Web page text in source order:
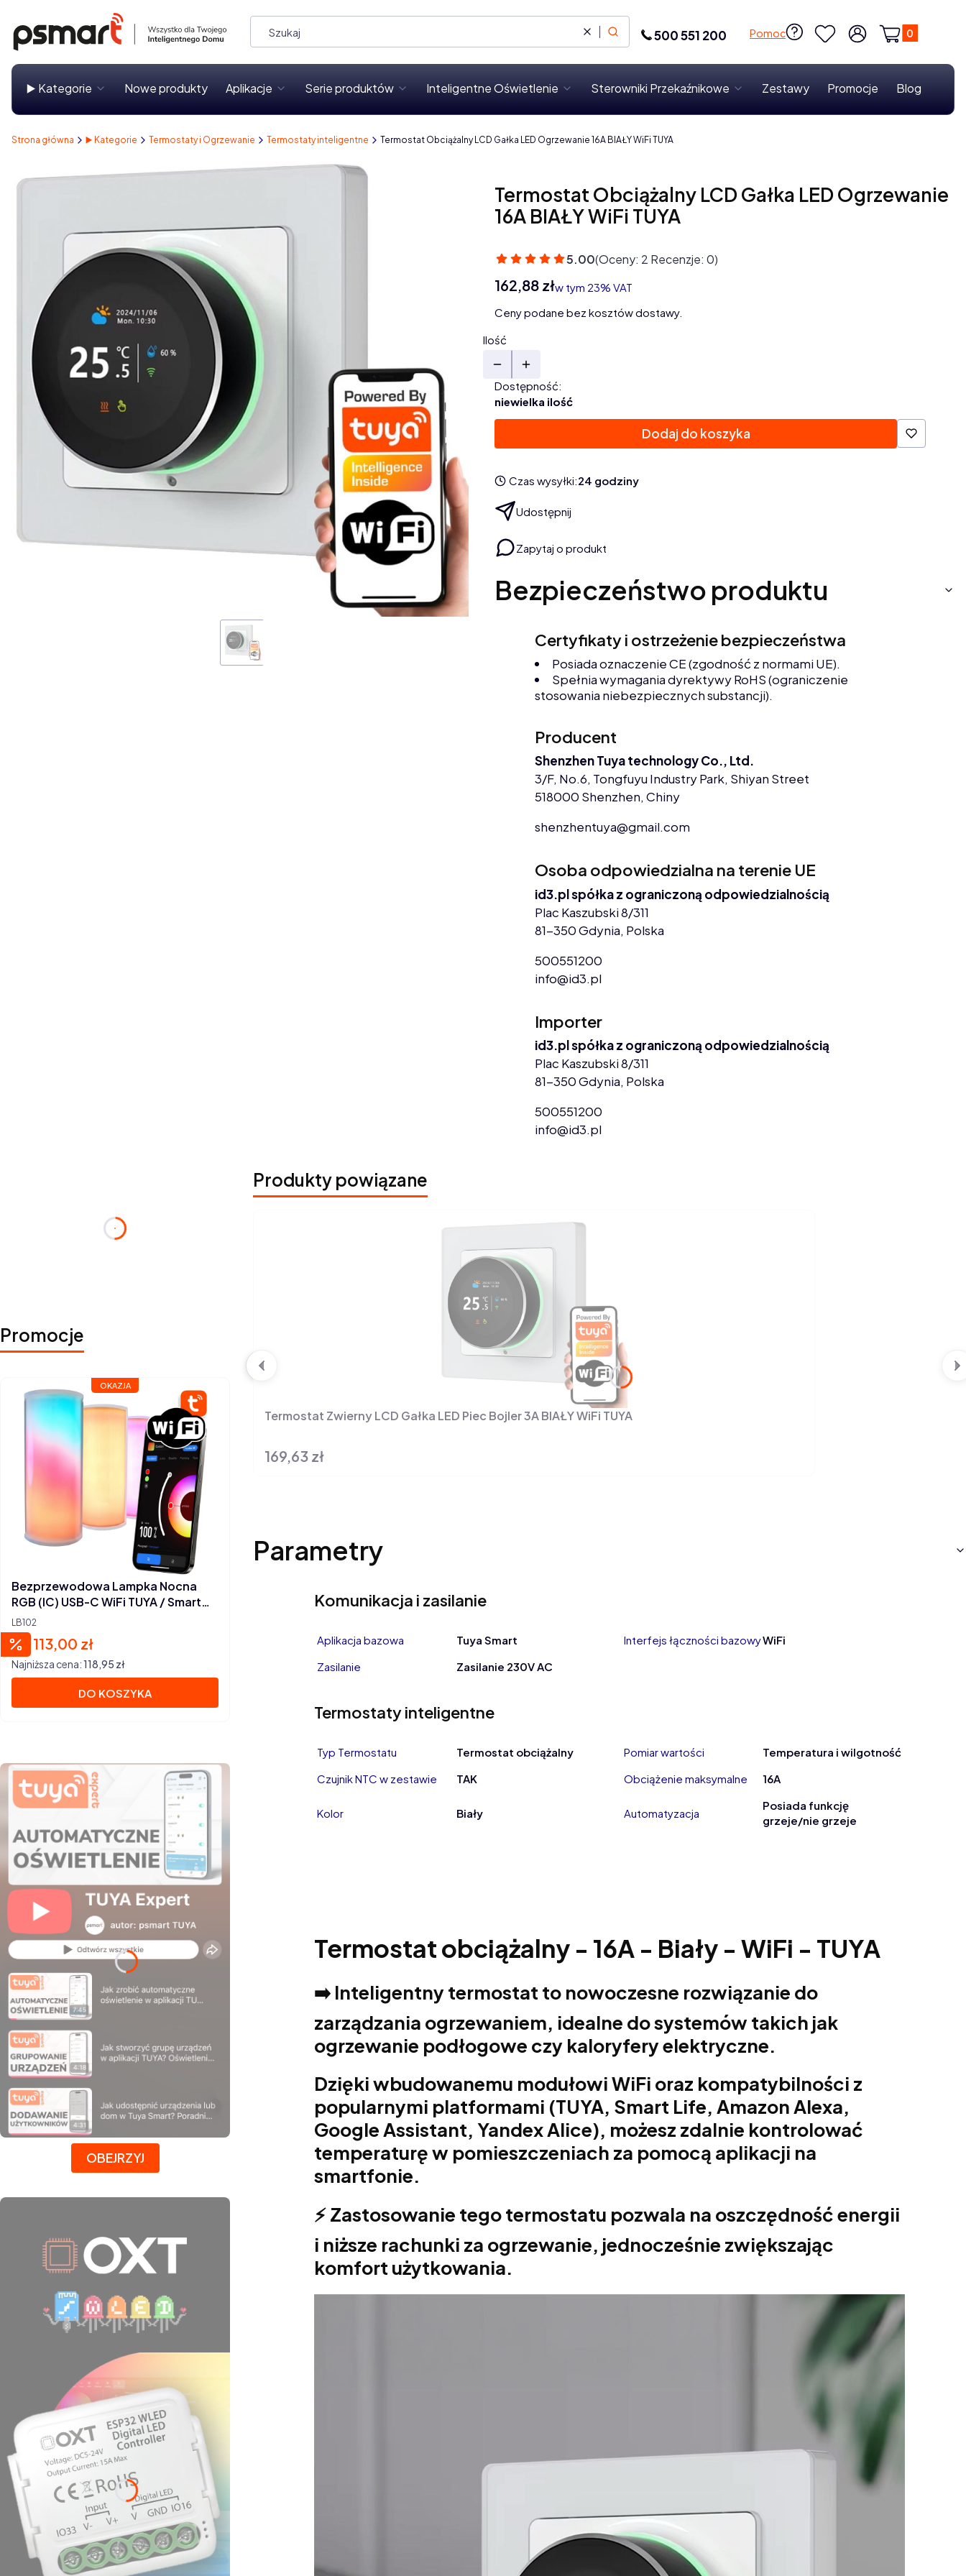
WyczyśćSzukaj 500 551 200 Pomoc
UlubioneZaloguj się
Produkty w
Koszyk
▶️ Kategorie Nowe produkty Aplikacje Serie produktów Inteligentne Oświetlenie Sterowniki Przekaźnikowe Zestawy Promocje Blog
Strona główna ▶️ Kategorie Termostaty i Ogrzewanie Termostaty inteligentne Termostat Obciążalny LCD Gałka LED Ogrzewanie 16A BIAŁY WiFi TUYA
Termostat Obciążalny LCD Gałka LED Ogrzewanie
16A BIAŁY WiFi TUYA
5.00(Oceny: 2 Recenzje: 0)
Cena
162,88 złw tym 23% VAT
w tym 23% VAT
Ceny podane bez kosztów dostawy.
Ilość
Dostępność:
niewielka ilość
Dodaj do koszyka
Czas wysyłki:24 godziny
Udostępnij
Zapytaj o produkt
Bezpieczeństwo produktu
Certyfikaty i ostrzeżenie bezpieczeństwa
Posiada oznaczenie CE (zgodność z normami UE).
Spełnia wymagania dyrektywy RoHS (ograniczenie
stosowania niebezpiecznych substancji).
Producent
Shenzhen Tuya technology Co., Ltd.
3/F, No.6, Tongfuyu Industry Park, Shiyan Street
518000 Shenzhen, Chiny
shenzhentuya@gmail.com
Osoba odpowiedzialna na terenie UE
id3.pl spółka z ograniczoną odpowiedzialnością
Plac Kaszubski 8/311
81-350 Gdynia, Polska
500551200
info@id3.pl
Importer
id3.pl spółka z ograniczoną odpowiedzialnością
Plac Kaszubski 8/311
81-350 Gdynia, Polska
500551200
info@id3.pl
Promocje
OKAZJA
LB102
Bezprzewodowa Lampka Nocna
RGB (IC) USB-C WiFi TUYA / Smart
Life
Cena promocyjna
113,00 zł
Najniższa cena:118,95 zł
DO KOSZYKA
Naciśnij Enter lub spację, aby otworzyć stronę.
OBEJRZYJ
Produkty powiązane
Termostat Zwierny LCD Gałka LED Piec Bojler 3A BIAŁY WiFi TUYA
Cena
169,63 zł
Parametry
Komunikacja i zasilanie
Aplikacja bazowa Tuya Smart Interfejs łączności bazowyWiFi
Zasilanie
Zasilanie 230V AC
Termostaty inteligentne
Typ Termostatu Termostat obciążalny Pomiar wartości
Temperatura i wilgotność
Czujnik NTC w zestawie
TAK Obciążenie maksymalne 16A
Kolor Biały Automatyzacja
Posiada funkcję
grzeje/nie grzeje
Termostat obciążalny - 16A - Biały - WiFi - TUYA
➡️ Inteligentny termostat to nowoczesne rozwiązanie do
zarządzania ogrzewaniem, idealne do systemów takich jak
ogrzewanie podłogowe czy kaloryfery elektryczne.
Dzięki wbudowanemu modułowi WiFi oraz kompatybilności z
popularnymi platformami (TUYA, Smart Life, Amazon Alexa,
Google Assistant, Yandex Alice), możesz zdalnie kontrolować
temperaturę w pomieszczeniach za pomocą aplikacji na
smartfonie.
⚡ Zastosowanie tego termostatu pozwala na oszczędność energii
i niższe rachunki za ogrzewanie, jednocześnie zwiększając
komfort użytkowania.